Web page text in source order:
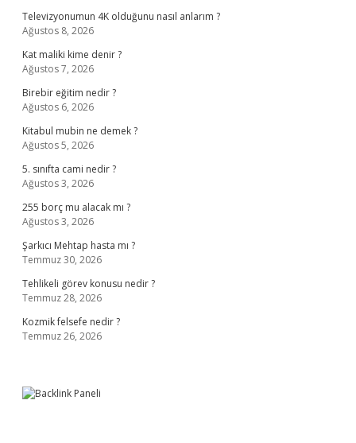
Televizyonumun 4K olduğunu nasıl anlarım ?
Ağustos 8, 2026
Kat maliki kime denir ?
Ağustos 7, 2026
Birebir eğitim nedir ?
Ağustos 6, 2026
Kitabul mubin ne demek ?
Ağustos 5, 2026
5. sınıfta cami nedir ?
Ağustos 3, 2026
255 borç mu alacak mı ?
Ağustos 3, 2026
Şarkıcı Mehtap hasta mı ?
Temmuz 30, 2026
Tehlikeli görev konusu nedir ?
Temmuz 28, 2026
Kozmik felsefe nedir ?
Temmuz 26, 2026